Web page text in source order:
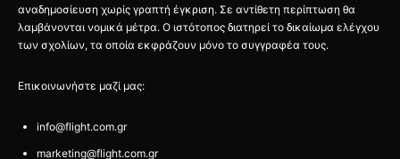
αναδημοσίευση χωρίς γραπτή έγκριση. Σε αντίθετη περίπτωση θα
λαμβάνονται νομικά μέτρα. Ο ιστότοπος διατηρεί το δικαίωμα ελέγχου
των σχολίων, τα οποία εκφράζουν μόνο το συγγραφέα τους.
Επικοινωνήστε μαζί μας:
info@flight.com.gr
marketing@flight.com.gr